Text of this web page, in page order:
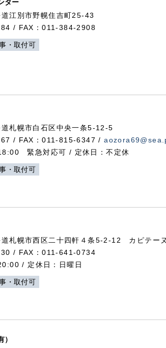
ター
江別市野幌住吉町25-43
/ FAX：011-384-2908
・取付可
札幌市白石区中央一条5-12-5
/ FAX：011-815-6347 /
緊急対応可 / 定休日：不定休
・取付可
札幌市西区二十四軒４条5-2-12 カピテー
/ FAX：011-641-0734
/ 定休日：日曜日
・取付可